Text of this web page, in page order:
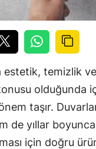
estetik, temizlik
olduğunda
taşır.
de yıllar
için doğru